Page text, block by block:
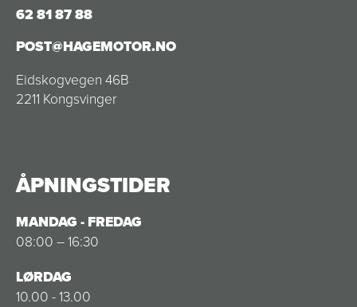
62 81 87 88
POST@HAGEMOTOR.NO
Eidskogvegen 46B
2211 Kongsvinger
ÅPNINGSTIDER
MANDAG - FREDAG
08:00 – 16:30
LØRDAG
10.00 - 13.00